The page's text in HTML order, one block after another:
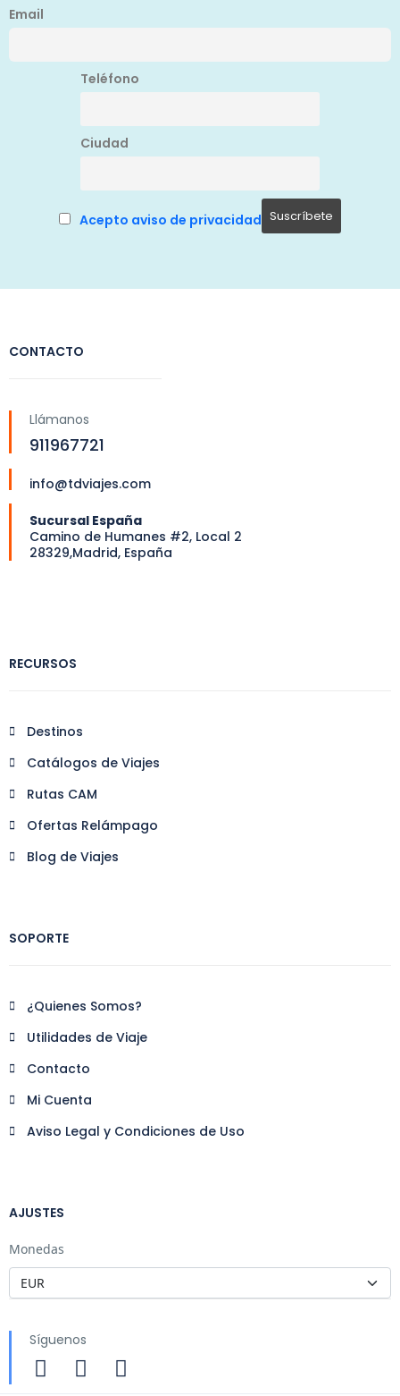
Email
Teléfono
Ciudad
Acepto aviso de privacidad
CONTACTO
Llámanos
911967721
info@tdviajes.com
Sucursal España
Camino de Humanes #2, Local 2
28329,Madrid, España
RECURSOS
Destinos
Catálogos de Viajes
Rutas CAM
Ofertas Relámpago
Blog de Viajes
SOPORTE
¿Quienes Somos?
Utilidades de Viaje
Contacto
Mi Cuenta
Aviso Legal y Condiciones de Uso
AJUSTES
Monedas
Síguenos